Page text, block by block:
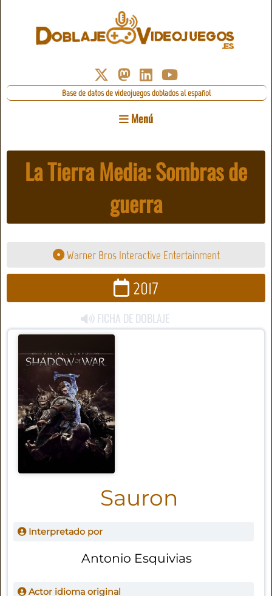
Base de datos de videojuegos doblados al español
Menú
La Tierra Media: Sombras de
guerra
Warner Bros Interactive Entertainment
2017
FICHA DE DOBLAJE
Sauron
Interpretado por
Antonio Esquivias
Actor idioma original